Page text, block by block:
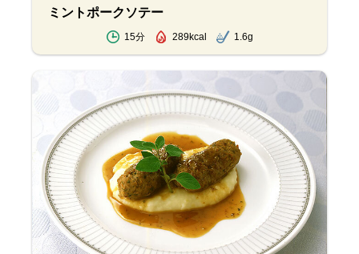
ミントポークソテー
15分 289kcal 1.6g